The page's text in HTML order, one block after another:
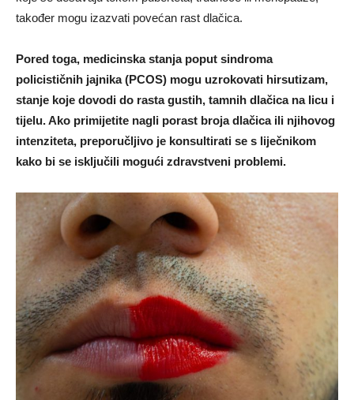
također mogu izazvati povećan rast dlačica.
Pored toga, medicinska stanja poput sindroma
policističnih jajnika (PCOS) mogu uzrokovati hirsutizam,
stanje koje dovodi do rasta gustih, tamnih dlačica na licu i
tijelu. Ako primijetite nagli porast broja dlačica ili njihovog
intenziteta, preporučljivo je konsultirati se s liječnikom
kako bi se isključili mogući zdravstveni problemi.